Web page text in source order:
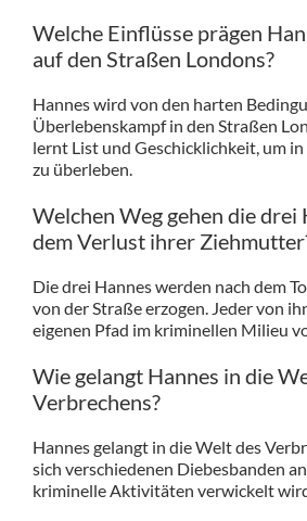
Welche Einflüsse prägen
auf den Straßen Londons?
Hannes wird von den harten
Überlebenskampf in den Straßen
lernt List und Geschicklichkeit, um
zu überleben.
Welchen Weg gehen die drei
dem Verlust ihrer
Die drei Hannes werden nach dem
von der Straße erzogen. Jeder von
eigenen Pfad im kriminellen Milieu
Wie gelangt Hannes in die
Verbrechens?
Hannes gelangt in die Welt des
sich verschiedenen Diebesbanden
kriminelle Aktivitäten verwickelt